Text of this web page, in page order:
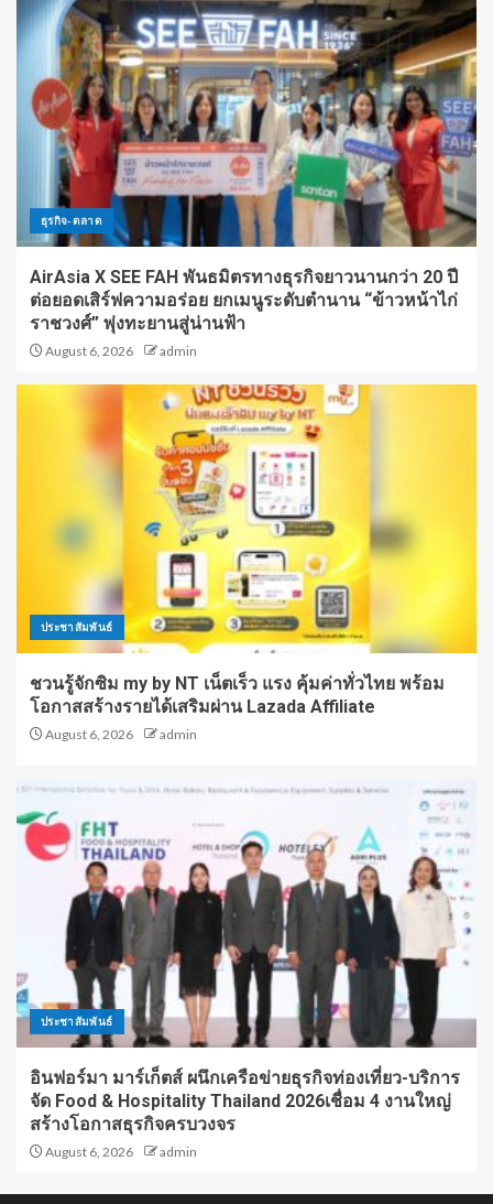
ธุรกิจ-ตลาด
AirAsia X SEE FAH พันธมิตรทางธุรกิจยาวนานกว่า 20 ปี
ต่อยอดเสิร์ฟความอร่อย ยกเมนูระดับตำนาน “ข้าวหน้าไก่
ราชวงศ์” พุ่งทะยานสู่น่านฟ้า
August 6, 2026 admin
ประชาสัมพันธ์
ชวนรู้จักซิม my by NT เน็ตเร็ว แรง คุ้มค่าทั่วไทย พร้อม
โอกาสสร้างรายได้เสริมผ่าน Lazada Affiliate
August 6, 2026 admin
ประชาสัมพันธ์
อินฟอร์มา มาร์เก็ตส์ ผนึกเครือข่ายธุรกิจท่องเที่ยว-บริการ
จัด Food & Hospitality Thailand 2026เชื่อม 4 งานใหญ่
สร้างโอกาสธุรกิจครบวงจร
August 6, 2026 admin